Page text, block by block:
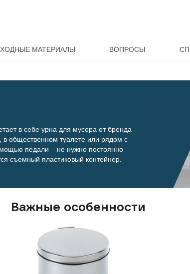
МАТЕРИАЛЫ ВОПРОСЫ
в себе урна для мусора от бренда
общественном туалете или рядом с
педали – не нужно постоянно
съемный пластиковый контейнер.
Важные особенности